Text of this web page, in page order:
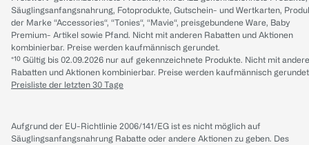
Säuglingsanfangsnahrung, Fotoprodukte, Gutschein- und Wertkarten,
der Marke “Accessories“, “Tonies“, “Mavie“, preisgebundene Ware, Baby
Premium- Artikel sowie Pfand. Nicht mit anderen Rabatten und Aktionen
kombinierbar. Preise werden kaufmännisch gerundet.
*¹⁰ Gültig bis 02.09.2026 nur auf gekennzeichnete Produkte. Nicht mit
Rabatten und Aktionen kombinierbar. Preise werden kaufmännisch
Preisliste der letzten 30 Tage
Aufgrund der EU-Richtlinie 2006/141/EG ist es nicht möglich auf
Säuglingsanfangsnahrung Rabatte oder andere Aktionen zu geben. Des